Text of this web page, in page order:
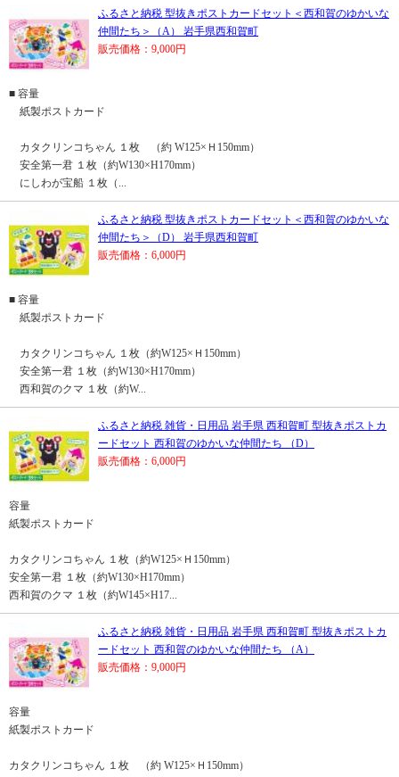
ふるさと納税 型抜きポストカードセット＜西和賀のゆかいな
仲間たち＞（A） 岩手県西和賀町
販売価格：9,000円
■ 容量
紙製ポストカード
カタクリンコちゃん １枚 （約 W125×Ｈ150mm）
安全第一君 １枚（約W130×H170mm）
にしわが宝船 １枚（...
ふるさと納税 型抜きポストカードセット＜西和賀のゆかいな
仲間たち＞（D） 岩手県西和賀町
販売価格：6,000円
■ 容量
紙製ポストカード
カタクリンコちゃん １枚（約W125×Ｈ150mm）
安全第一君 １枚（約W130×H170mm）
西和賀のクマ １枚（約W...
ふるさと納税 雑貨・日用品 岩手県 西和賀町 型抜きポストカ
ードセット 西和賀のゆかいな仲間たち （D）
販売価格：6,000円
容量
紙製ポストカード
カタクリンコちゃん １枚（約W125×Ｈ150mm）
安全第一君 １枚（約W130×H170mm）
西和賀のクマ １枚（約W145×H17...
ふるさと納税 雑貨・日用品 岩手県 西和賀町 型抜きポストカ
ードセット 西和賀のゆかいな仲間たち （A）
販売価格：9,000円
容量
紙製ポストカード
カタクリンコちゃん １枚 （約 W125×Ｈ150mm）